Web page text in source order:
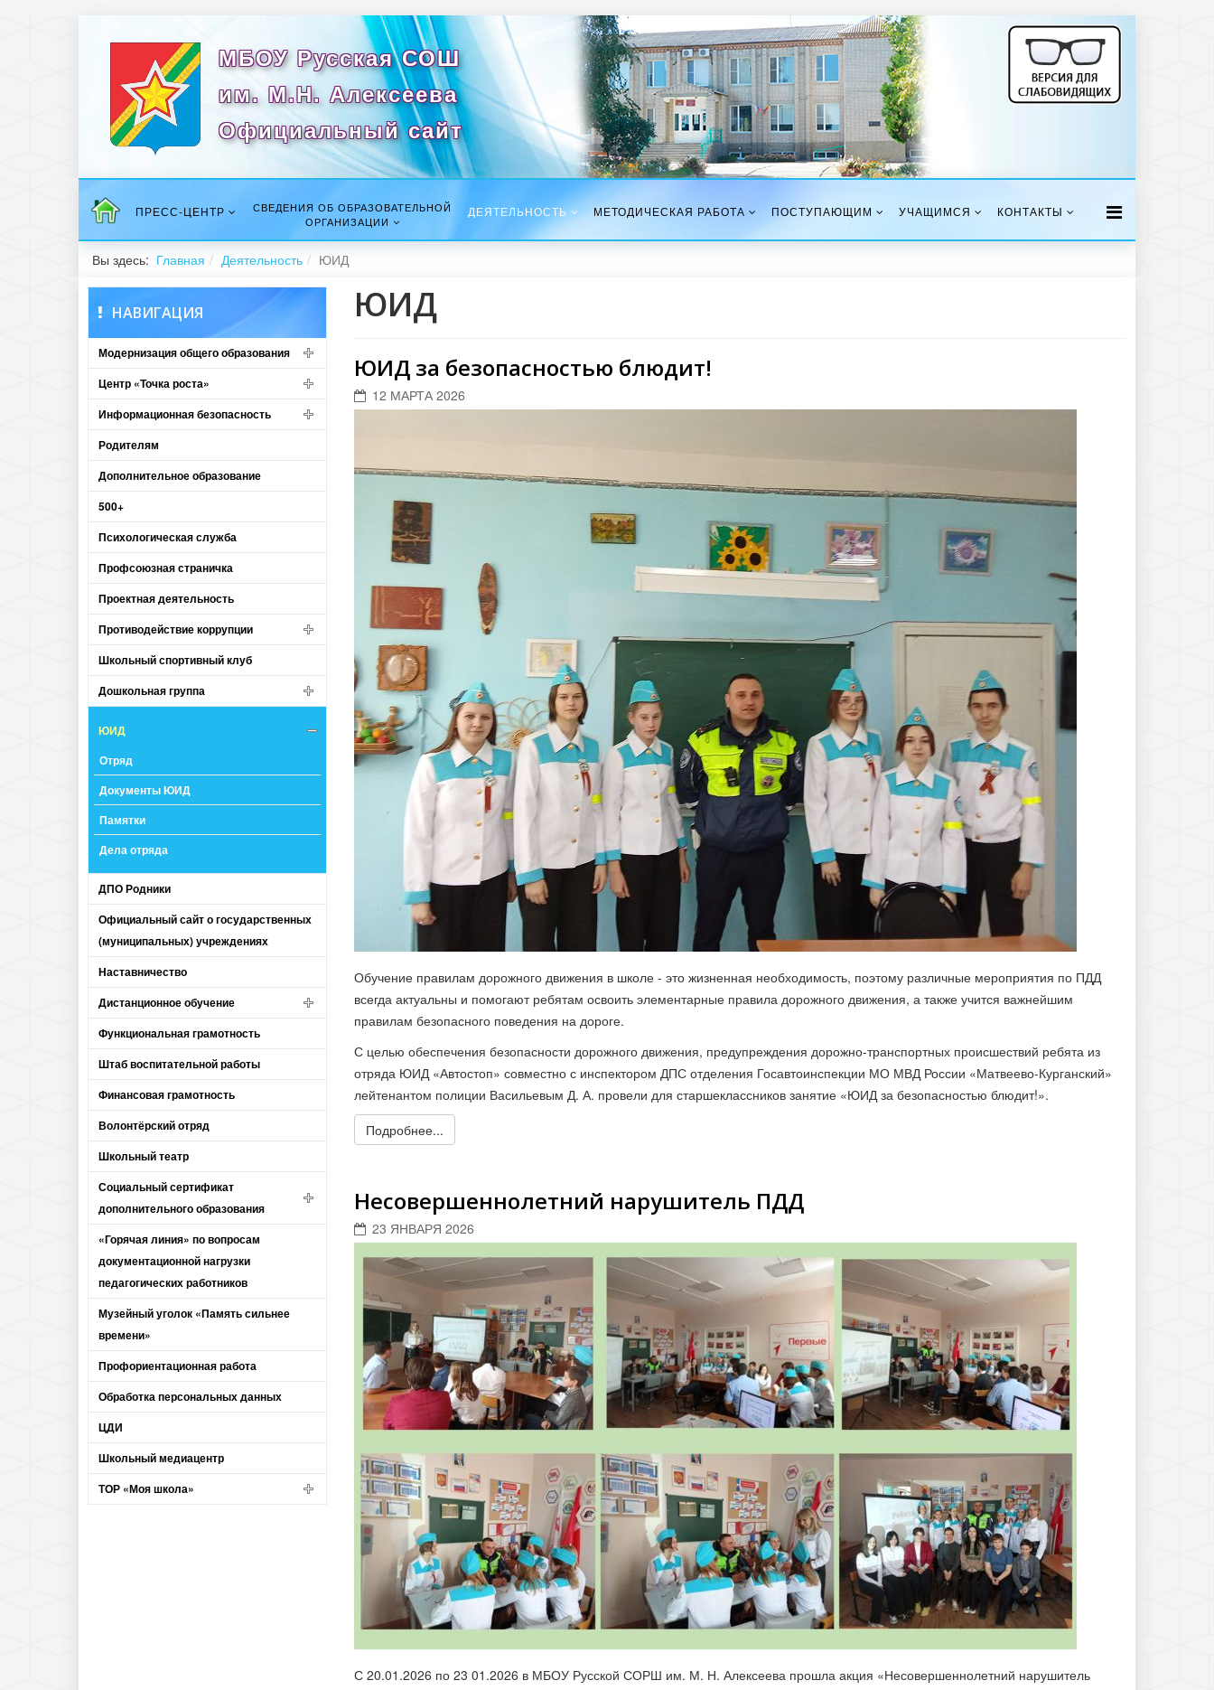
МБОУ Русская СОШ
им. М.Н. Алексеева
Официальный сайт
ПРЕСС-ЦЕНТР
СВЕДЕНИЯ ОБ ОБРАЗОВАТЕЛЬНОЙ
ОРГАНИЗАЦИИ
ДЕЯТЕЛЬНОСТЬ МЕТОДИЧЕСКАЯ РАБОТА ПОСТУПАЮЩИМ УЧАЩИМСЯ КОНТАКТЫ
Вы здесь: Главная Деятельность ЮИД
НАВИГАЦИЯ
Модернизация общего образования
Центр «Точка роста»
Информационная безопасность
Родителям
Дополнительное образование
500+
Психологическая служба
Профсоюзная страничка
Проектная деятельность
Противодействие коррупции
Школьный спортивный клуб
Дошкольная группа
ЮИД
Отряд
Документы ЮИД
Памятки
Дела отряда
ДПО Родники
Официальный сайт о государственных
(муниципальных) учреждениях
Наставничество
Дистанционное обучение
Функциональная грамотность
Штаб воспитательной работы
Финансовая грамотность
Волонтёрский отряд
Школьный театр
Социальный сертификат
дополнительного образования
«Горячая линия» по вопросам
документационной нагрузки
педагогических работников
Музейный уголок «Память сильнее
времени»
Профориентационная работа
Обработка персональных данных
ЦДИ
Школьный медиацентр
ТОР «Моя школа»
ЮИД
ЮИД за безопасностью блюдит!
12 МАРТА 2026
Обучение правилам дорожного движения в школе - это жизненная необходимость, поэтому различные мероприятия по ПДД
всегда актуальны и помогают ребятам освоить элементарные правила дорожного движения, а также учится важнейшим
правилам безопасного поведения на дороге.
С целью обеспечения безопасности дорожного движения, предупреждения дорожно-транспортных происшествий ребята из
отряда ЮИД «Автостоп» совместно с инспектором ДПС отделения Госавтоинспекции МО МВД России «Матвеево-Курганский»
лейтенантом полиции Васильевым Д. А. провели для старшеклассников занятие «ЮИД за безопасностью блюдит!».
Подробнее...
Несовершеннолетний нарушитель ПДД
23 ЯНВАРЯ 2026
С 20.01.2026 по 23 01.2026 в МБОУ Русской СОРШ им. М. Н. Алексеева прошла акция «Несовершеннолетний нарушитель